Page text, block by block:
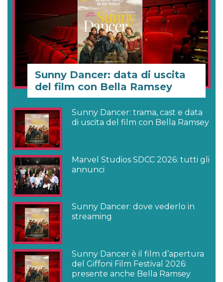
Sunny Dancer: data di uscita
del film con Bella Ramsey
Sunny Dancer: trama, cast e data
di uscita del film con Bella Ramsey
Marvel Studios SDCC 2026: tutti gli
annunci
Sunny Dancer: dove vederlo in
streaming
Sunny Dancer è il film d’apertura
del Giffoni Film Festival 2026:
presente anche Bella Ramsey